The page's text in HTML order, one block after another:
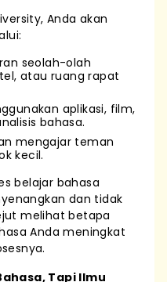
Anda akan
seolah-olah
atau ruang rapat
aplikasi, film,
bahasa.
mengajar teman
kecil.
belajar bahasa
dan tidak
melihat betapa
Anda meningkat
Tapi Ilmu